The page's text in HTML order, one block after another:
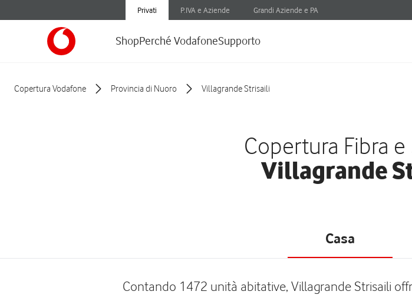
Privati P.IVA e Aziende Grandi Aziende e PA
ShopPerché VodafoneSupporto
Copertura Vodafone Provincia di Nuoro Villagrande Strisaili
Copertura Fibra
Villagrande
Casa
Contando 1472 unità abitative, Villagrande Strisaili